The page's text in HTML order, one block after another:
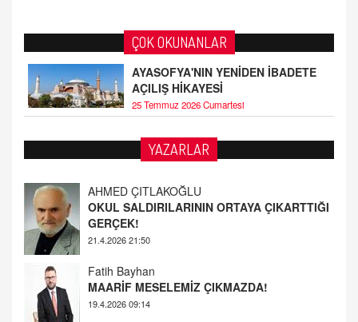
ÇOK OKUNANLAR
AYASOFYA'NIN YENİDEN İBADETE
AÇILIŞ HİKAYESİ
25 Temmuz 2026 Cumartesi
YAZARLAR
AHMED ÇITLAKOĞLU
OKUL SALDIRILARININ ORTAYA ÇIKARTTIĞI
GERÇEK!
21.4.2026 21:50
Fatih Bayhan
MAARİF MESELEMİZ ÇIKMAZDA!